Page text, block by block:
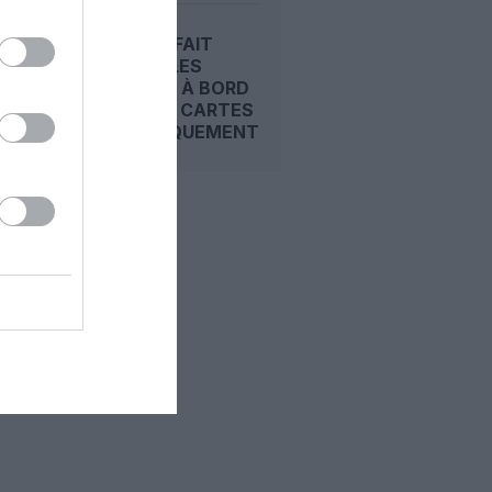
EASYJET FAIT
MONTER LES
DOUDOUS À BORD
AVEC DES CARTES
D’EMBARQUEMENT...